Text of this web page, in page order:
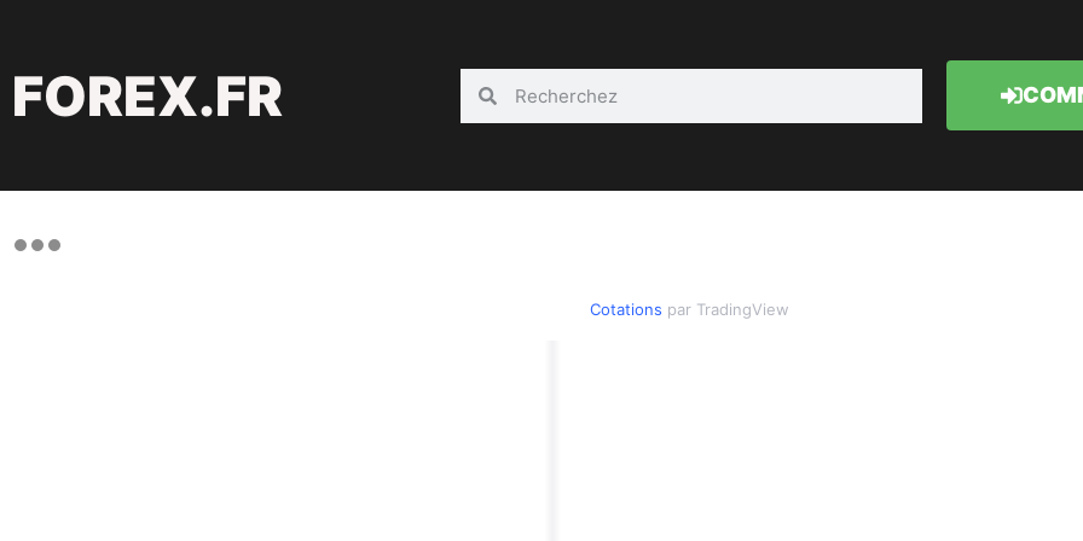
FOREX.FR
Cotations par TradingView